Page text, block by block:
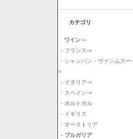
カテゴリ
ワイン->
- フランス->
- シャンパン・ヴァンムスー-
>
- イタリア->
- スペイン->
- ポルトガル
- イギリス
- オーストリア
- ブルガリア